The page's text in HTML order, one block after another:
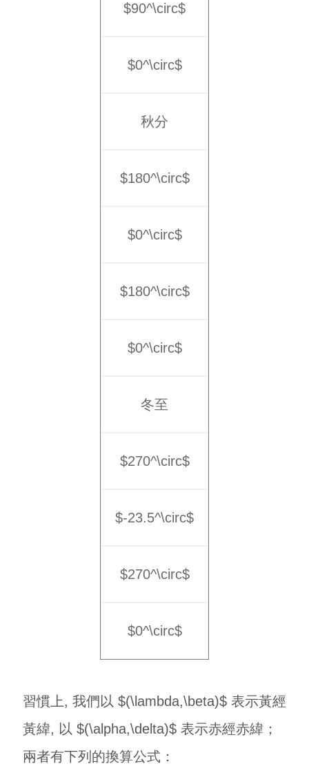
$90^\circ$
$0^\circ$
秋分
$180^\circ$
$0^\circ$
$180^\circ$
$0^\circ$
冬至
$270^\circ$
$-23.5^\circ$
$270^\circ$
$0^\circ$
習慣上, 我們以 $(\lambda,\beta)$ 表示黃經
黃緯, 以 $(\alpha,\delta)$ 表示赤經赤緯；
兩者有下列的換算公式：